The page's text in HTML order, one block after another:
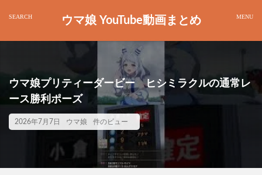
ウマ娘 YouTube動画まとめ
ウマ娘プリティーダービー ヒシミラクルの通常レ
ース勝利ポーズ
2026年7月7日 ウマ娘 件のビュー